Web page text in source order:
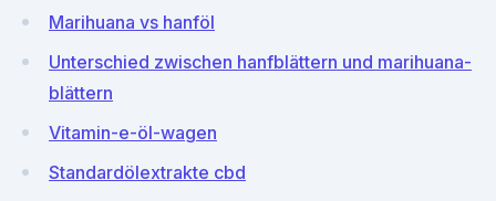
Marihuana vs hanföl
Unterschied zwischen hanfblättern und marihuana-
blättern
Vitamin-e-öl-wagen
Standardölextrakte cbd